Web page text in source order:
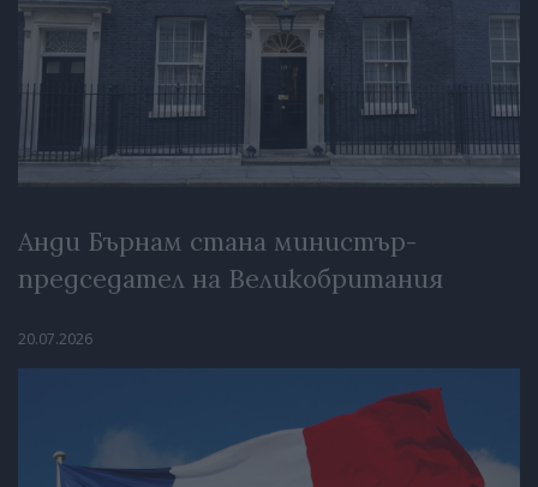
Анди Бърнам стана министър-
председател на Великобритания
20.07.2026